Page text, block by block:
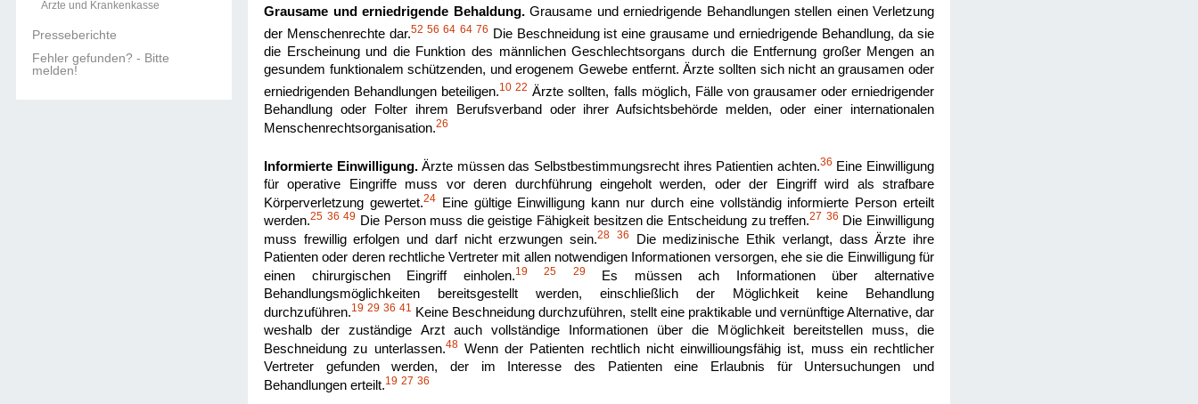
Ärzte und Krankenkasse
Presseberichte
Fehler gefunden? - Bitte
melden!
Grausame und erniedrigende Behaldung.Grausame und erniedrigende Behandlungen stellen einen Verletzung
der Menschenrechte dar.52 56 64 64 76 Die Beschneidung ist eine grausame und erniedrigende Behandlung, da sie
die Erscheinung und die Funktion des männlichen Geschlechtsorgans durch die Entfernung großer Mengen an
gesundem funktionalem schützenden, und erogenem Gewebe entfernt. Ärzte sollten sich nicht an grausamen oder
erniedrigenden Behandlungen beteiligen.10 22 Ärzte sollten, falls möglich, Fälle von grausamer oder erniedrigender
Behandlung oder Folter ihrem Berufsverband oder ihrer Aufsichtsbehörde melden, oder einer internationalen
Menschenrechtsorganisation.26
Informierte Einwilligung.Ärzte müssen das Selbstbestimmungsrecht ihres Patientien achten.36 Eine Einwilligung
für operative Eingriffe muss vor deren durchführung eingeholt werden, oder der Eingriff wird als strafbare
Körperverletzung gewertet.24Eine gültige Einwilligung kann nur durch eine vollständig informierte Person erteilt
werden.25 36 49 Die Person muss die geistige Fähigkeit besitzen die Entscheidung zu treffen.27 36 Die Einwilligung
muss frewillig erfolgen und darf nicht erzwungen sein.28 36
Die medizinische Ethik verlangt, dass Ärzte ihre
Patienten oder deren rechtliche Vertreter mit allen notwendigen Informationen versorgen, ehe sie die Einwilligung für
einen chirurgischen Eingriff einholen.19 25 29Es müssen ach Informationen über alternative
Behandlungsmöglichkeiten bereitsgestellt werden, einschließlich der Möglichkeit keine Behandlung
durchzuführen.19 29 36 41 Keine Beschneidung durchzuführen, stellt eine praktikable und vernünftige Alternative, dar
weshalb der zuständige Arzt auch vollständige Informationen über die Möglichkeit bereitstellen muss, die
Beschneidung zu unterlassen.48Wenn der Patienten rechtlich nicht einwillioungsfähig ist, muss ein rechtlicher
Vertreter gefunden werden, der im Interesse des Patienten eine Erlaubnis für Untersuchungen und
Behandlungen erteilt.19 27 36